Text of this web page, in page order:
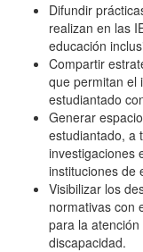
Difundir
realizan en las
educación
Compartir
que permitan el
estudiantado
Generar
estudiantado, a
investigaciones
instituciones de
Visibilizar los
normativas con
para la
discapacidad.